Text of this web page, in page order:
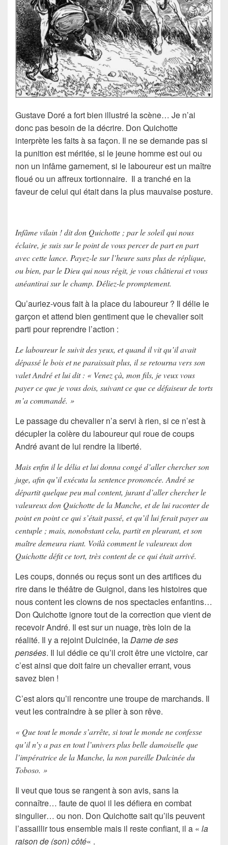
Gustave Doréa fort bien illustré la scène… Je n’ai
donc pas besoin de la décrire. Don Quichotte
interprète les faits à sa façon. Il ne se demande pas si
la punition est méritée, si le jeune homme est oui ou
non un infâme garnement, si le laboureur est un maître
floué ou un affreux tortionnaire. Il a tranché en la
faveur de celui qui était dans la plus mauvaise posture.
Infâme vilain ! dit don Quichotte ; par le soleil qui nous
éclaire, je suis sur le point de vous percer de part en part
avec cette lance. Payez-le sur l’heure sans plus de réplique,
ou bien, par le Dieu qui nous régit, je vous châtierai et vous
anéantirai sur le champ. Déliez-le promptement.
Qu’auriez-vous fait à la place du laboureur ? Il délie le
garçon et attend bien gentiment que le chevalier soit
parti pour reprendre l’action :
Le laboureur le suivit des yeux, et quand il vit qu’il avait
dépassé le bois et ne paraissait plus, il se retourna vers son
valet André et lui dit : « Venez çà, mon fils, je veux vous
payer ce que je vous dois, suivant ce que ce défaiseur de torts
m’a commandé. »
Le passage du chevalier n’a servi à rien, si ce n’est à
décupler la colère du laboureur qui roue de coups
André avant de lui rendre la liberté.
Mais enfin il le délia et lui donna congé d’aller chercher son
juge, afin qu’il exécuta la sentence prononcée. André se
départit quelque peu mal content, jurant d’aller chercher le
valeureux don Quichotte de la Manche, et de lui raconter de
point en point ce qui s’était passé, et qu’il lui ferait payer au
centuple ; mais, nonobstant cela, partit en pleurant, et son
maître demeura riant. Voilà comment le valeureux don
Quichotte défit ce tort, très content de ce qui était arrivé.
Les coups, donnés ou reçus sont un des artifices du
rire dans le théâtre de Guignol, dans les histoires que
nous content les clowns de nos spectacles enfantins…
Don Quichotte ignore tout de la correction que vient de
recevoirAndré. Il est sur un nuage, très loin de la
réalité. Il y a rejoint Dulcinée, laDame de ses
pensées. Il lui dédie ce qu’il croit être une victoire, car
c’est ainsi que doit faire un chevalier errant, vous
savez bien !
C’est alors qu’il rencontre une troupe de marchands. Il
veut les contraindre à se plier à son rêve.
« Que tout le monde s’arrête, si tout le monde ne confesse
qu’il n’y a pas en tout l’univers plus belle damoiselle que
l’impératrice de la Manche, la non pareille Dulcinée du
Toboso. »
Il veut que tous se rangent à son avis, sans la
connaître… faute de quoi il les défiera en combat
singulier… ou non. Don Quichottesait qu’ils peuvent
l’assaillir tous ensemble mais il reste confiant, il a « la
raison de (son) côté« .